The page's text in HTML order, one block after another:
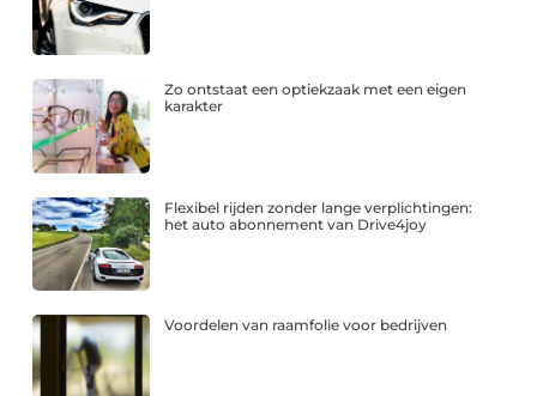
Zo ontstaat een optiekzaak met een eigen
karakter
Flexibel rijden zonder lange verplichtingen:
het auto abonnement van Drive4joy
Voordelen van raamfolie voor bedrijven